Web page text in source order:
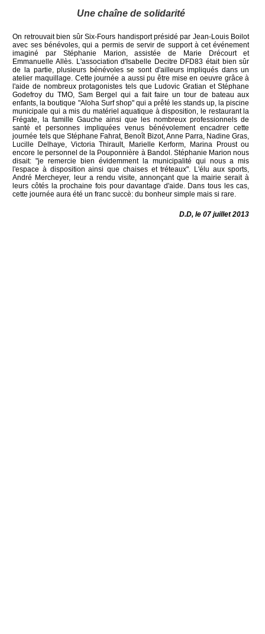
Une chaîne de solidarité
On retrouvait bien sûr Six-Fours handisport présidé par Jean-Louis Boilot
avec ses bénévoles, qui a permis de servir de support à cet événement
imaginé par Stéphanie Marion, assistée de Marie Drécourt et
Emmanuelle Allès. L'association d'Isabelle Decitre DFD83 était bien sûr
de la partie, plusieurs bénévoles se sont d'ailleurs impliqués dans un
atelier maquillage. Cette journée a aussi pu être mise en oeuvre grâce à
l'aide de nombreux protagonistes tels que Ludovic Gratian et Stéphane
Godefroy du TMO, Sam Bergel qui a fait faire un tour de bateau aux
enfants, la boutique "Aloha Surf shop" qui a prêté les stands up, la piscine
municipale qui a mis du matériel aquatique à disposition, le restaurant la
Frégate, la famille Gauche ainsi que les nombreux professionnels de
santé et personnes impliquées venus bénévolement encadrer cette
journée tels que Stéphane Fahrat, Benoît Bizot, Anne Parra, Nadine Gras,
Lucille Delhaye, Victoria Thirault, Marielle Kerform, Marina Proust ou
encore le personnel de la Pouponnière à Bandol. Stéphanie Marion nous
disait: "je remercie bien évidemment la municipalité qui nous a mis
l'espace à disposition ainsi que chaises et tréteaux". L'élu aux sports,
André Mercheyer, leur a rendu visite, annonçant que la mairie serait à
leurs côtés la prochaine fois pour davantage d'aide. Dans tous les cas,
cette journée aura été un franc succè: du bonheur simple mais si rare.
D.D, le 07 juillet 2013